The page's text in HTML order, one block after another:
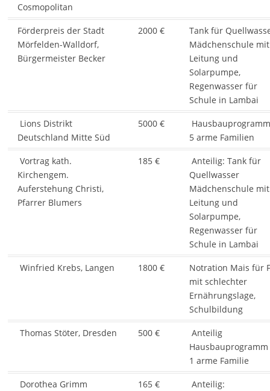
Cosmopolitan
Förderpreis der Stadt
Mörfelden-Walldorf,
Bürgermeister Becker
2000 €
Tank für
Mädchenschule mit
Leitung und
Solarpumpe,
Regenwasser für
Schule in Lambai
Lions Distrikt
Deutschland Mitte Süd
5000 €
5 arme Familien
Vortrag kath.
Kirchengem.
Auferstehung Christi,
Pfarrer Blumers
185 €
Anteilig: Tank für
Quellwasser
Mädchenschule mit
Leitung und
Solarpumpe,
Regenwasser für
Schule in Lambai
Winfried Krebs, Langen 1800 €
Notration Mais für
mit schlechter
Ernährungslage,
Schulbildung
Thomas Stöter, Dresden 500 €
Anteilig
1 arme Familie
Dorothea Grimm 165 €
Anteilig: